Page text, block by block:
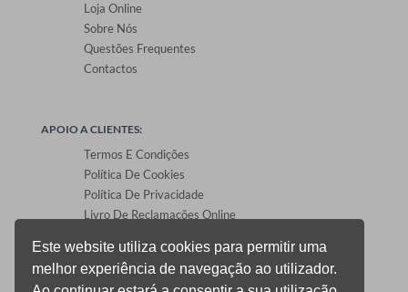
Loja Online
Sobre Nós
Questões Frequentes
Contactos
APOIO A CLIENTES:
Termos E Condições
Política De Cookies
Política De Privacidade
Livro De Reclamações Online
ÁREA DE CLIENTES:
Este website utiliza cookies para permitir uma
melhor experiência de navegação ao utilizador.